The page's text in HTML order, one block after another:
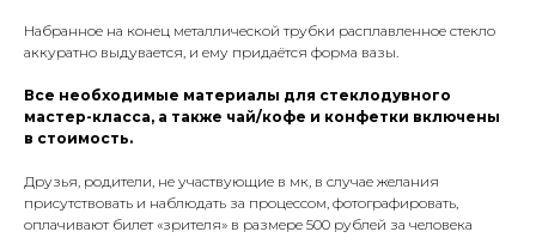
Набранное на конец металлической трубки расплавленное стекло
аккуратно выдувается, и ему придаётся форма вазы.
Все необходимые материалы для стеклодувного
мастер-класса, а также чай/кофе и конфетки включены
в стоимость.
Друзья, родители, не участвующие в мк, в случае желания
присутствовать и наблюдать за процессом, фотографировать,
оплачивают билет «зрителя» в размере 500 рублей за человека